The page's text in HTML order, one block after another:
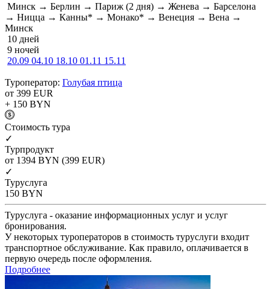
Минск → Берлин → Париж (2 дня) → Женева → Барселона
→ Ницца → Канны* → Монако* → Венеция → Вена →
Минск
10 дней
9 ночей
20.09 04.10 18.10 01.11 15.11
Туроператор: Голубая птица
от 399 EUR
+ 150 BYN
Cтоимость тура
✓
Турпродукт
от 1394 BYN (399 EUR)
✓
Туруслуга
150 BYN
Туруслуга - оказание информационных услуг и услуг
бронирования.
У некоторых туроператоров в стоимость туруслуги входит
транспортное обслуживание. Как правило, оплачивается в
первую очередь после оформления.
Подробнее